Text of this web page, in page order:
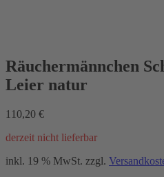
Räuchermännchen
Leier natur
110,20 €
derzeit nicht lieferbar
inkl. 19 % MwSt. zzgl.